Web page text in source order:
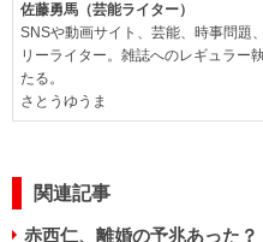
佐藤勇馬（芸能ライター）
SNSや動画サイト、芸能、時事問題
リーライター。雑誌へのレギュラー
たる。
さとうゆうま
関連記事
赤西仁、離婚の予兆あった？